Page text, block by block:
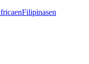
enFilipinasen